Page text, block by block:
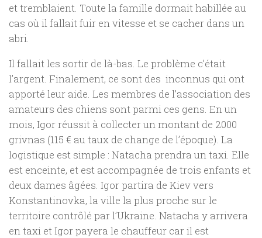
et tremblaient. Toute la famille dormait habillée au
cas où il fallait fuir en vitesse et se cacher dans un
abri.
Il fallait les sortir de là-bas. Le problème c’était
l’argent. Finalement, ce sont des inconnus qui ont
apporté leur aide. Les membres de l’association des
amateurs des chiens sont parmi ces gens. En un
mois, Igor réussit à collecter un montant de 2000
grivnas (115 € au taux de change de l’époque). La
logistique est simple : Natacha prendra un taxi. Elle
est enceinte, et est accompagnée de trois enfants et
deux dames âgées. Igor partira de Kiev vers
Konstantinovka, la ville la plus proche sur le
territoire contrôlé par l’Ukraine. Natacha y arrivera
en taxi et Igor payera le chauffeur car il est